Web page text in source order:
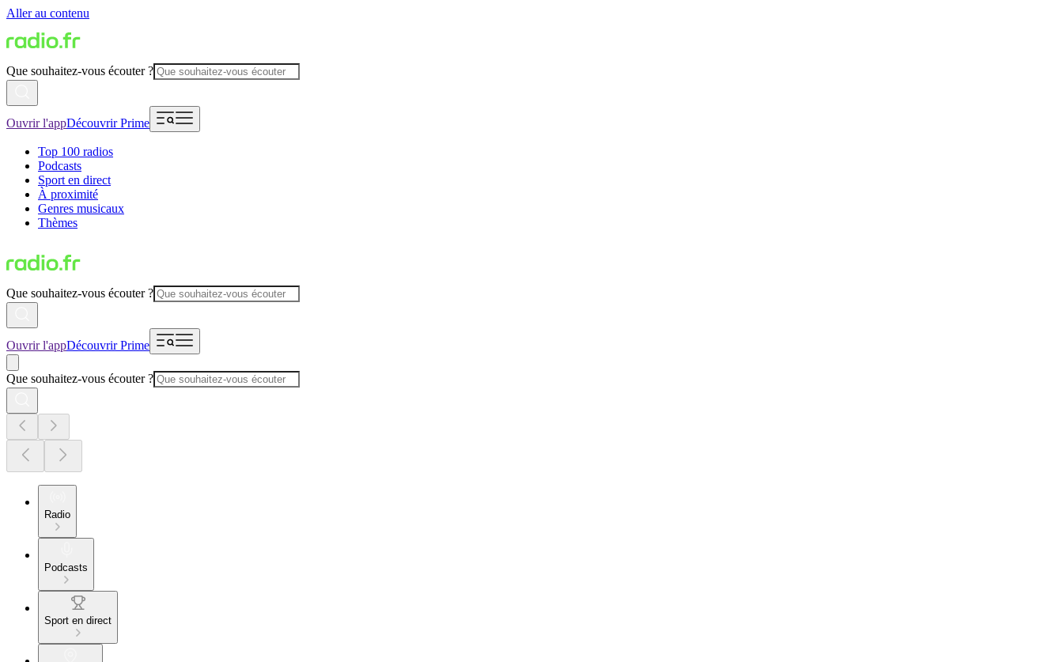
Aller au contenu
Que souhaitez-vous écouter ?
Ouvrir l'appDécouvrir Prime
Top 100 radios
Podcasts
Sport en direct
À proximité
Genres musicaux
Thèmes
Que souhaitez-vous écouter ?
Ouvrir l'appDécouvrir Prime
Que souhaitez-vous écouter ?
Radio
Podcasts
Sport en direct